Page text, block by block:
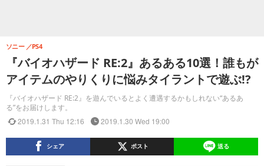
『バイオハザード RE:2』あるある10選！誰もが
アイテムのやりくりに悩みタイラントで遊ぶ!?
『バイオハザード RE:2』を遊んでいるとよく遭遇するかもしれない“あるあ
る”をお届けします。
ソニー PS4
2019.1.31 Thu 12:16 2019.1.30 Wed 19:00
シェア ポスト 送る